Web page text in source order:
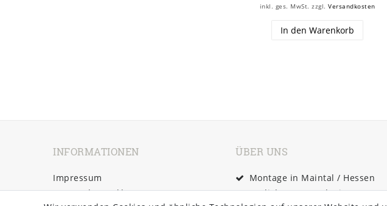
inkl. ges. MwSt. zzgl.Versandkosten
In den Warenkorb
INFORMATIONEN
Impressum
Daten­schutz­erklärung
ÜBER UNS
Montage in Maintal / Hessen
Täglicher Versand mit DHL